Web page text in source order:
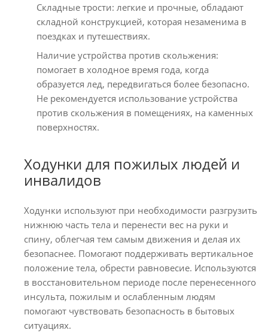
Складные трости: легкие и прочные, обладают
складной конструкцией, которая незаменима в
поездках и путешествиях.
Наличие устройства против скольжения:
помогает в холодное время года, когда
образуется лед, передвигаться более безопасно.
Не рекомендуется использование устройства
против скольжения в помещениях, на каменных
поверхностях.
Ходунки для пожилых людей и
инвалидов
Ходунки используют при необходимости разгрузить
нижнюю часть тела и перенести вес на руки и
спину, облегчая тем самым движения и делая их
безопаснее. Помогают поддерживать вертикальное
положение тела, обрести равновесие. Используются
в восстановительном периоде после перенесенного
инсульта, пожилым и ослабленным людям
помогают чувствовать безопасность в бытовых
ситуациях.